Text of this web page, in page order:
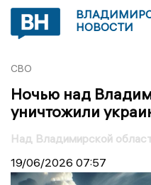
НОВОСТИ
СВО
Ночью над
уничтожили
Над Владимирской
19/06/2026 07:57